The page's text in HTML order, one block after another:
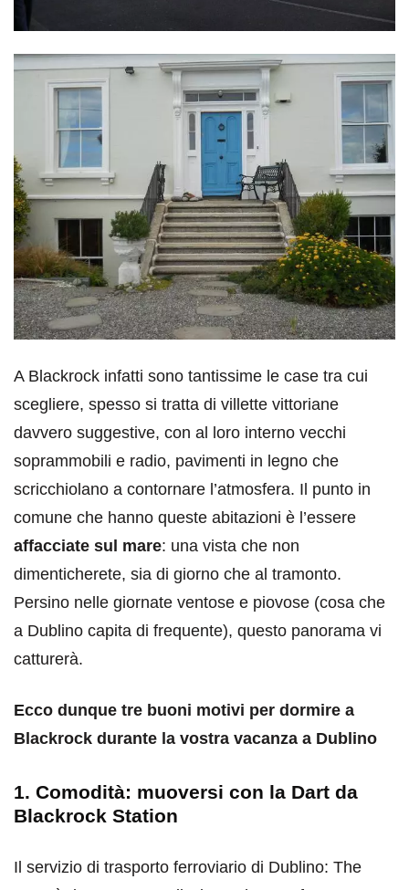
A Blackrock infatti sono tantissime le case tra cui
scegliere, spesso si tratta di villette vittoriane
davvero suggestive, con al loro interno vecchi
soprammobili e radio, pavimenti in legno che
scricchiolano a contornare l’atmosfera. Il punto in
comune che hanno queste abitazioni è l’essere
affacciate sul mare: una vista che non
dimenticherete, sia di giorno che al tramonto.
Persino nelle giornate ventose e piovose (cosa che
a Dublino capita di frequente), questo panorama vi
catturerà.
Ecco dunque tre buoni motivi per dormire a
Blackrock durante la vostra vacanza a Dublino
1. Comodità: muoversi con la Dart da
Blackrock Station
Il servizio di trasporto ferroviario di Dublino: The